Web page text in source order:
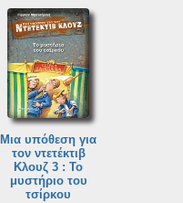
Μια υπόθεση για
τον ντετέκτιβ
Κλουζ 3 : Το
μυστήριο του
τσίρκου